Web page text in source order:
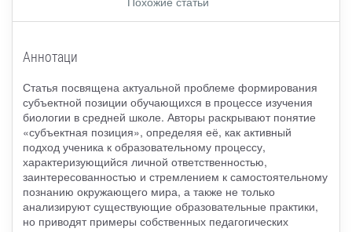
Аннотаци
Статья посвящена актуальной проблеме формирования
субъектной позиции обучающихся в процессе изучения
биологии в средней школе. Авторы раскрывают понятие
«субъектная позиция», определяя её, как активный
подход ученика к образовательному процессу,
характеризующийся личной ответственностью,
заинтересованностью и стремлением к самостоятельному
познанию окружающего мира, а также не только
анализируют существующие образовательные практики,
но приводят примеры собственных педагогических